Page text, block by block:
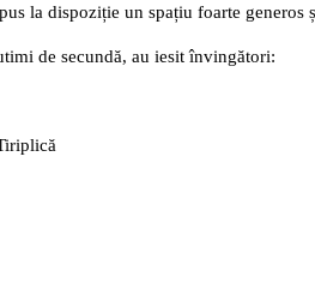
la dispoziție un spațiu foarte
de secundă, au iesit învingători: